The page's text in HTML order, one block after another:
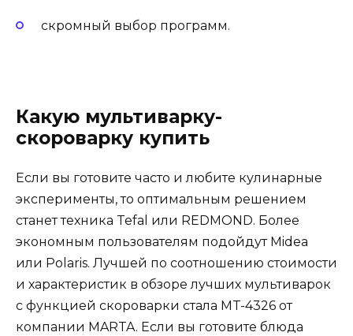
скромный выбор программ.
Какую мультиварку-
скороварку купить
Если вы готовите часто и любите кулинарные
эксперименты, то оптимальным решением
станет техника Tefal или REDMOND. Более
экономным пользователям подойдут Midea
или Polaris. Лучшей по соотношению стоимости
и характеристик в обзоре лучших мультиварок
с функцией скороварки стала MT-4326 от
компании MARTA. Если вы готовите блюда